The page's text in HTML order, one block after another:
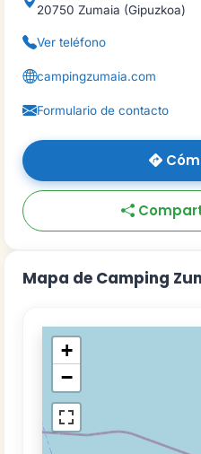
20750 Zumaia (Gipuzkoa)
Ver teléfono
campingzumaia.com
Formulario de contacto
Mapa de Camping
+
−